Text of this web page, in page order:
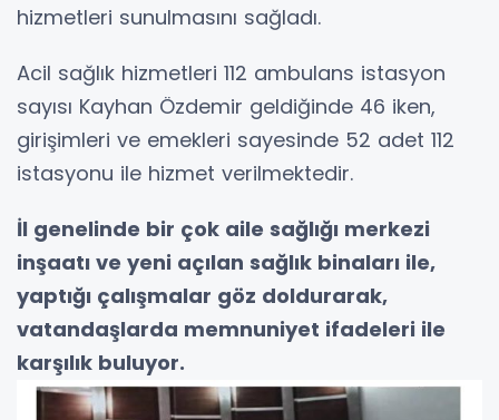
hizmetleri sunulmasını sağladı.
Acil sağlık hizmetleri 112 ambulans istasyon
sayısı Kayhan Özdemir geldiğinde 46 iken,
girişimleri ve emekleri sayesinde 52 adet 112
istasyonu ile hizmet verilmektedir.
İl genelinde bir çok aile sağlığı merkezi
inşaatı ve yeni açılan sağlık binaları ile,
yaptığı çalışmalar göz doldurarak,
vatandaşlarda memnuniyet ifadeleri ile
karşılık buluyor.